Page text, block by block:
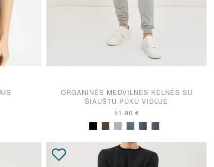
ORGANINĖS MEDVILNĖS KELNĖS SU
ŠIAUŠTU PŪKU VIDUJE
51.90 €